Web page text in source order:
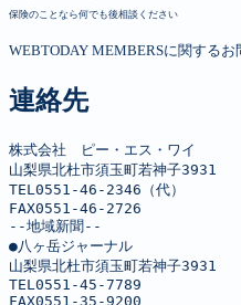
保険のことなら何でも後相談ください
WEBTODAY MEMBERSに関する
連絡先
株式会社　ピー・エス・ワイ
山梨県北杜市須玉町若神子3931
TEL0551-46-2346（代）
FAX0551-46-2726
--地域新聞--
●八ヶ岳ジャーナル
山梨県北杜市須玉町若神子3931
TEL0551-45-7789
FAX0551-35-9200